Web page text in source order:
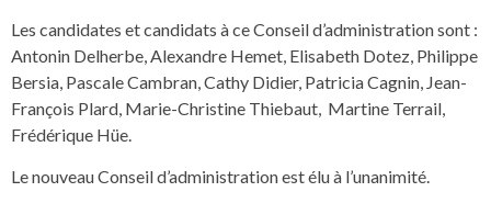
Les candidates et candidats à ce Conseil d’administration sont :
Antonin Delherbe, Alexandre Hemet, Elisabeth Dotez, Philippe
Bersia, Pascale Cambran, Cathy Didier, Patricia Cagnin, Jean-
François Plard, Marie-Christine Thiebaut, Martine Terrail,
Frédérique Hüe.
Le nouveau Conseil d’administration est élu à l’unanimité.